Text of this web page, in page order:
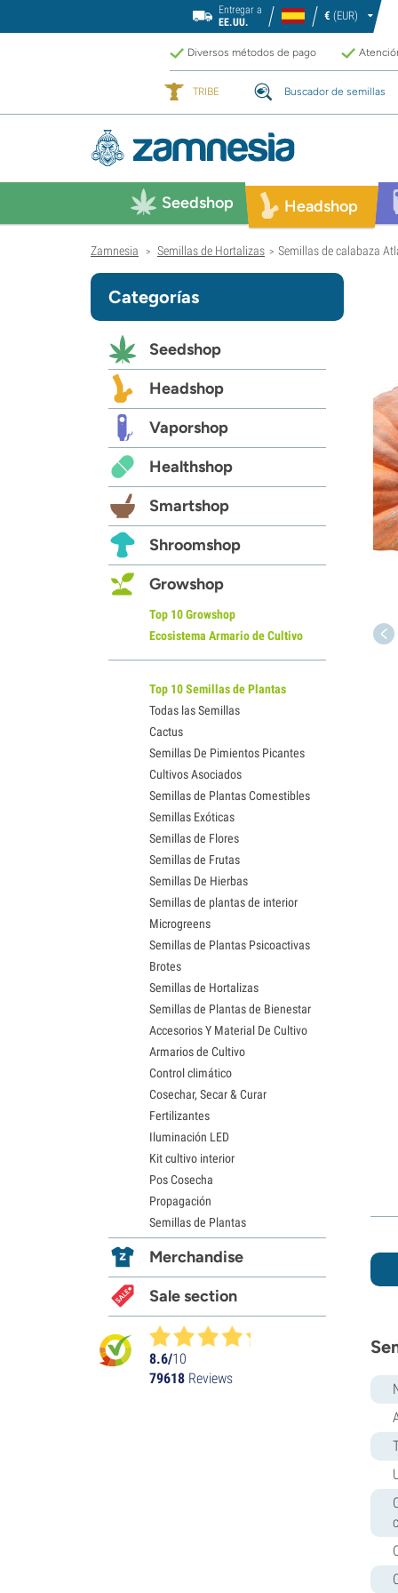
Entregar a
EE.UU.
€ (EUR)
Diversos métodos de pago
TRIBE Buscador de semillas
Seedshop Headshop
Zamnesia > Semillas de Hortalizas > Semillas de calabaza
Categorías
Seedshop
Headshop
Vaporshop
Healthshop
Smartshop
Shroomshop
Growshop
Top 10 Growshop
Ecosistema Armario de Cultivo
Top 10 Semillas de Plantas
Todas las Semillas
Cactus
Semillas De Pimientos Picantes
Cultivos Asociados
Semillas de Plantas Comestibles
Semillas Exóticas
Semillas de Flores
Semillas de Frutas
Semillas De Hierbas
Semillas de plantas de interior
Microgreens
Semillas de Plantas Psicoactivas
Brotes
Semillas de Hortalizas
Semillas de Plantas de Bienestar
Accesorios Y Material De Cultivo
Armarios de Cultivo
Control climático
Cosechar, Secar & Curar
Fertilizantes
Iluminación LED
Kit cultivo interior
Pos Cosecha
Propagación
Semillas de Plantas
Merchandise
Sale section
8.6/10
79618 Reviews